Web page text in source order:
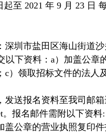
至 2021 年 9 月 23 日
深圳市盐田区海山街道
下资料：a）加盖公章
）领取招标文件的法人
送报名资料至我司邮
。报名邮件需附以下资料
公章的营业执照复印件